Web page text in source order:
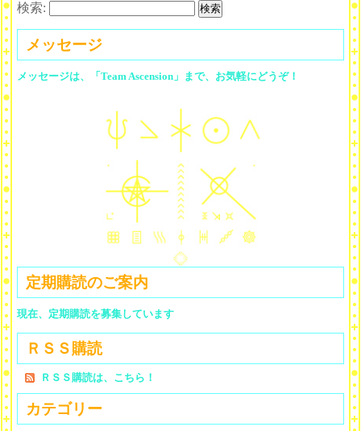
検索:
メッセージ
メッセージは、「Team Ascension」まで、お気軽にどうぞ！
定期購読のご案内
現在、定期購読を募集しています
ＲＳＳ購読
ＲＳＳ購読は、こちら！
カテゴリー